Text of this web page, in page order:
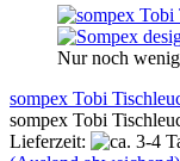
Nur noch
sompex Tobi
sompex Tobi
Lieferzeit: